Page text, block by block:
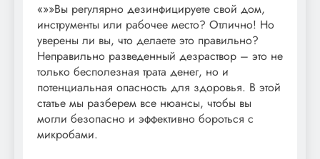
«»»Вы регулярно дезинфицируете свой дом,
инструменты или рабочее место? Отлично! Но
уверены ли вы, что делаете это правильно?
Неправильно разведенный дезраствор – это не
только бесполезная трата денег, но и
потенциальная опасность для здоровья. В этой
статье мы разберем все нюансы, чтобы вы
могли безопасно и эффективно бороться с
микробами.